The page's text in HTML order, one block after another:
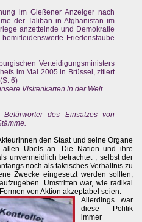
im Gießener Anzeiger nach
der Taliban in Afghanistan im
anzettelnde und Demokratie
Friedenstaube
Verteidigungsministers
im Mai 2005 in Brüssel, zitiert
6)
Visitenkarten in der Welt
des Einsatzes von
den Staat und seine Organe
allen Übels an. Die Nation und ihre
unvermeidlich betrachtet , selbst der
noch als taktisches Verhältnis zu
Zwecke eingesetzt werden sollten,
Umstritten war, wie radikal
von Aktion akzeptabel seien.
Allerdings war
diese Politik
immer